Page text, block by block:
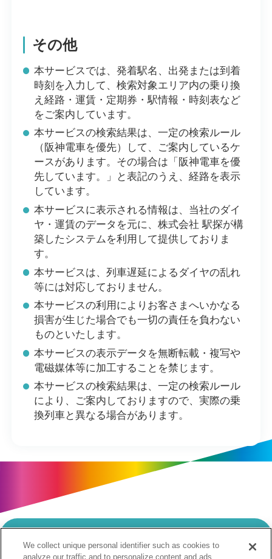
その他
本サービスでは、発着駅名、出発または到着
時刻を入力して、検索対象エリア内の乗り換
え経路・運賃・定期券・駅情報・時刻表など
をご案内しています。
本サービスの検索結果は、一定の検索ルール
（阪神電車を優先）して、ご案内しているケ
ースがあります。その場合は「阪神電車を優
先しています。」と表記のうえ、経路を表示
しています。
本サービスに表示される情報は、当社のダイ
ヤ・運賃のデータを元に、株式会社 駅探が構
築したシステムを利用して提供しておりま
す。
本サービスは、列車遅延によるダイヤの乱れ
等には対応しておりません。
本サービスの利用によりお客さまへいかなる
損害が生じた場合でも一切の責任を負わない
ものといたします。
本サービスの表示データを無断転載・複写や
電磁媒体等に加工することを禁じます。
本サービスの検索結果は、一定の検索ルール
により、ご案内しておりますので、実際の乗
換列車と異なる場合があります。
当サイトのご利用にあたって
We collect unique personal identifier such as cookies to
analyze our traffic and to personalize content and ads.